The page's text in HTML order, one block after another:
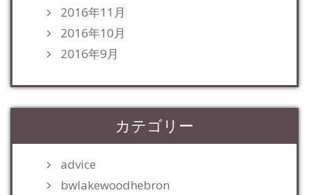
2016年11月
2016年10月
2016年9月
カテゴリー
advice
bwlakewoodhebron